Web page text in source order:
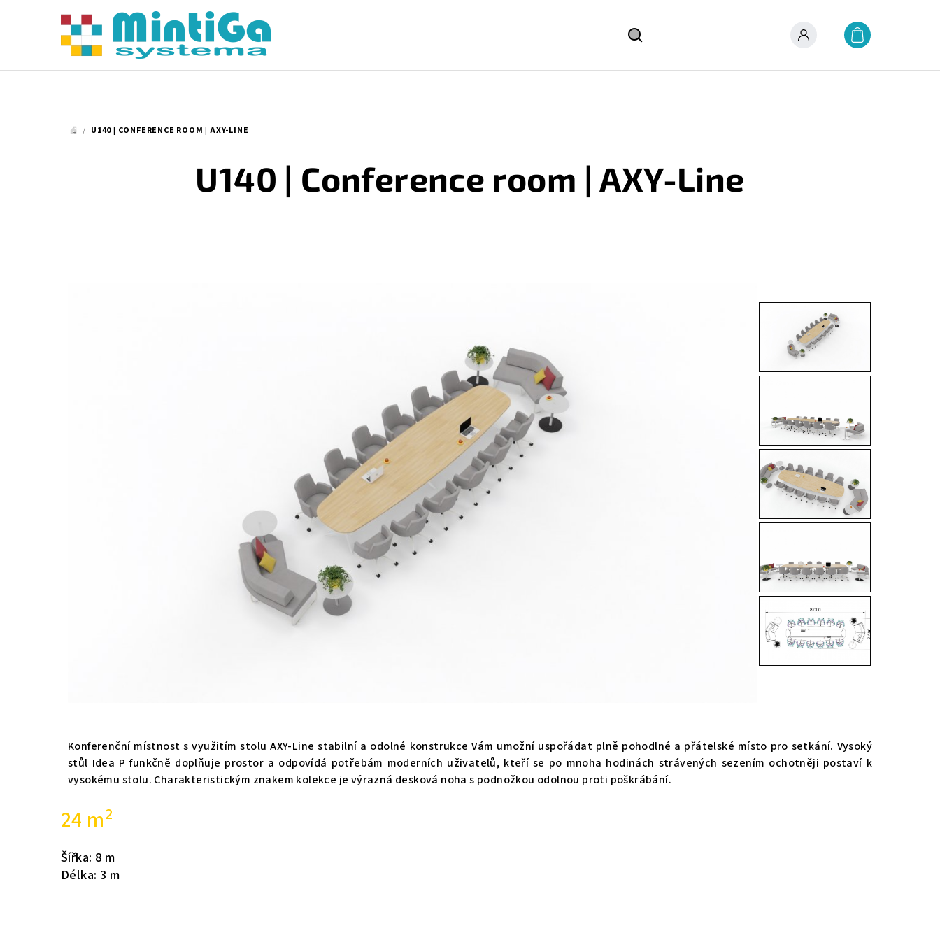
Přihlášení
DOMŮ
/ U140 | CONFERENCE ROOM | AXY-LINE
U140 | Conference room | AXY-Line
Konferenční místnost s využitím stolu AXY-Line stabilní a odolné konstrukce Vám umožní uspořádat plně pohodlné a přátelské místo pro setkání. Vysoký
stůl Idea P funkčně doplňuje prostor a odpovídá potřebám moderních uživatelů, kteří se po mnoha hodinách strávených sezením ochotněji postaví k
vysokému stolu. Charakteristickým znakem kolekce je výrazná desková noha s podnožkou odolnou proti poškrábání.
24 m2
Šířka: 8 m
Délka: 3 m